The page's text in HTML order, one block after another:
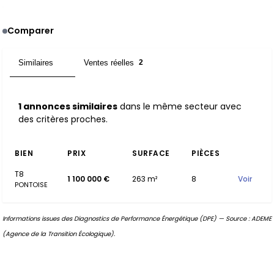
Comparer
Similaires Ventes réelles 2
1 annonces similaires dans le même secteur avec
des critères proches.
BIEN PRIX SURFACE
PIÈCES
T8
PONTOISE
1 100 000 € 263 m² 8 Voir
Informations issues des Diagnostics de Performance Énergétique (DPE) — Source : ADEME
(Agence de la Transition Écologique).